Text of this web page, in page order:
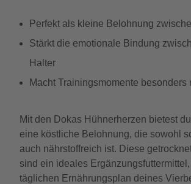
Perfekt als kleine Belohnung
Stärkt die emotionale Bindung
Halter
Macht Trainingsmomente besonders
Mit den Dokas Hühnerherzen bietest
eine köstliche Belohnung, die sowohl
auch nährstoffreich ist. Diese
sind ein ideales
täglichen Ernährungsplan deines